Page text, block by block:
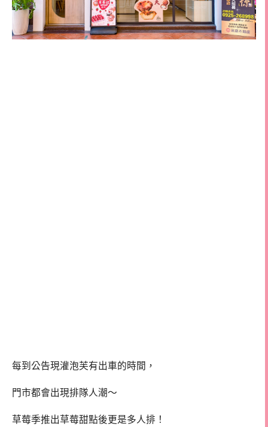
每到公告現灌泡芙有出車的時間，
門市都會出現排隊人潮～
草莓季推出草莓甜點後更是多人排！